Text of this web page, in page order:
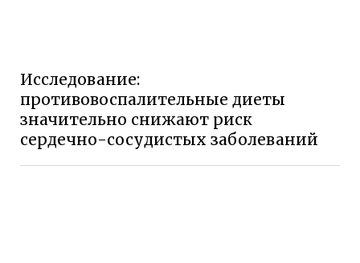
Исследование:
противовоспалительные диеты
значительно снижают риск
сердечно-сосудистых заболеваний